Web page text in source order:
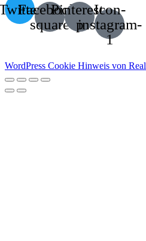
Facebook-
square
Pinterest-
p
Icon-
instagram-
1
WordPress Cookie Hinweis von